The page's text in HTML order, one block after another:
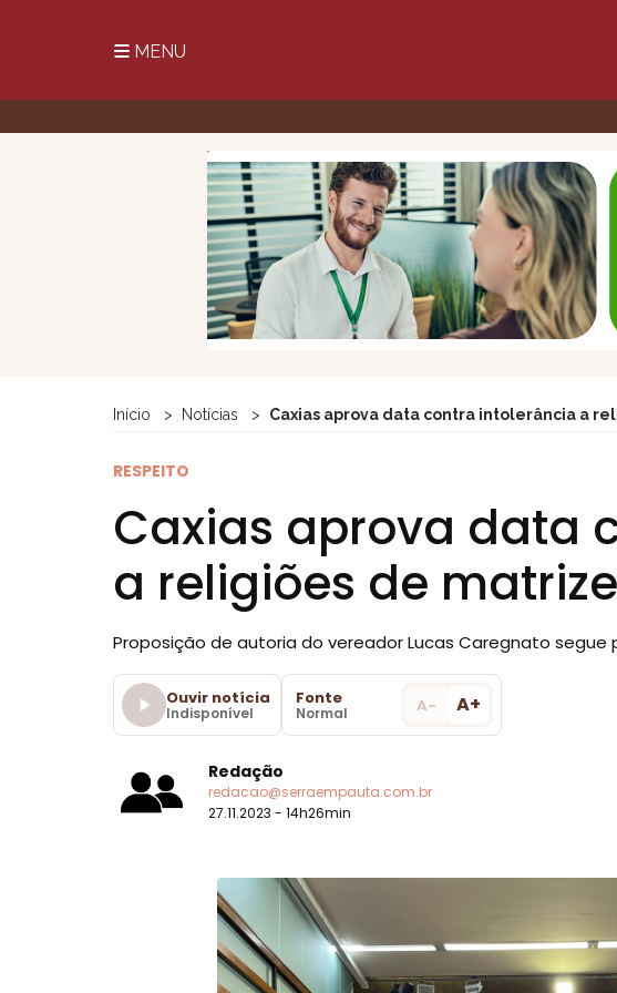
MENU
Início Notícias Caxias aprova data contra intolerância a
RESPEITO
Caxias aprova data
a religiões de
Proposição de autoria do vereador Lucas Caregnato segue
Ouvir notícia
Indisponível
Fonte
Normal A- A+
Redação
redacao@serraempauta.com.br
27.11.2023 - 14h26min